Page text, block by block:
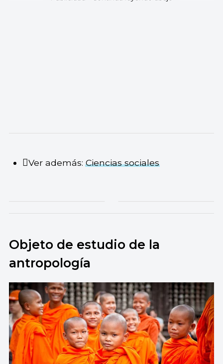
Ver además:Ciencias sociales
Objeto de estudio de la
antropología